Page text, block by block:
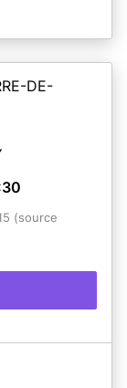
DE-
(source